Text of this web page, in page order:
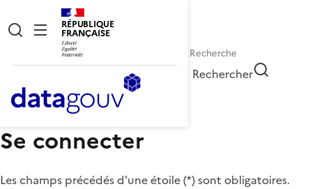
RÉPUBLIQUE
FRANÇAISE
Rechercher
Se connecter
Les champs précédés d'une étoile (*) sont obligatoires.